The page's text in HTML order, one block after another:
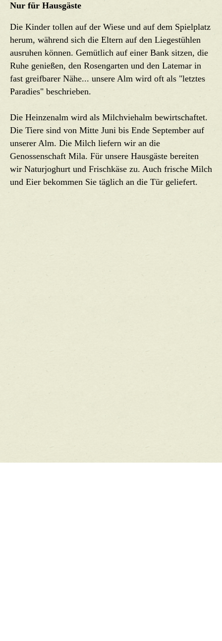
Nur für Hausgäste
Die Kinder tollen auf der Wiese und auf dem Spielplatz
herum, während sich die Eltern auf den Liegestühlen
ausruhen können. Gemütlich auf einer Bank sitzen, die
Ruhe genießen, den Rosengarten und den Latemar in
fast greifbarer Nähe... unsere Alm wird oft als "letztes
Paradies" beschrieben.
Die Heinzenalm wird als Milchviehalm bewirtschaftet.
Die Tiere sind von Mitte Juni bis Ende September auf
unserer Alm. Die Milch liefern wir an die
Genossenschaft Mila. Für unsere Hausgäste bereiten
wir Naturjoghurt und Frischkäse zu. Auch frische Milch
und Eier bekommen Sie täglich an die Tür geliefert.